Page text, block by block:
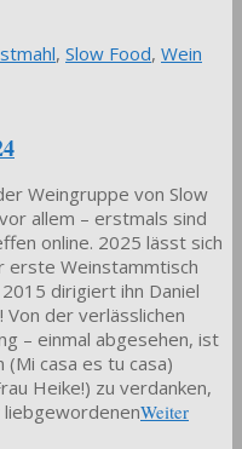
, Slow Food, Wein
Weingruppe von Slow
allem – erstmals sind
online. 2025 lässt sich
erste Weinstammtisch
dirigiert ihn Daniel
der verlässlichen
– einmal abgesehen, ist
casa es tu casa)
Heike!) zu verdanken,
Weiter